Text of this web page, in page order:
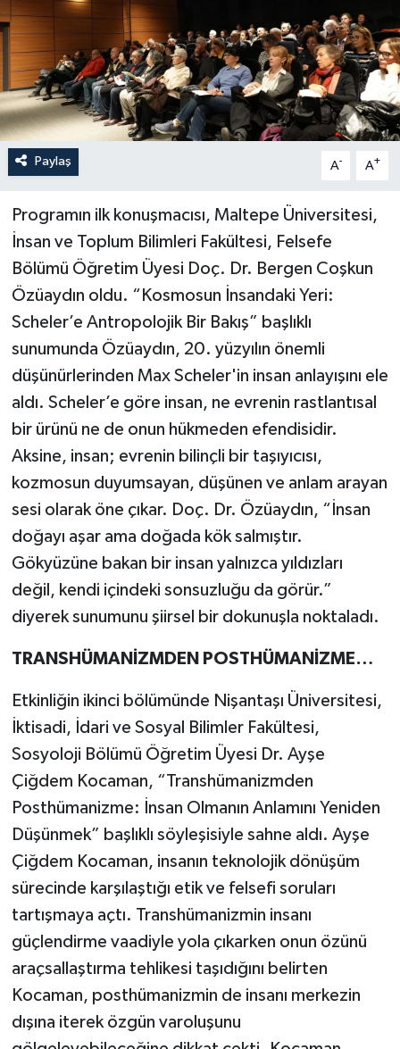
Paylaş A- A+
Programın ilk konuşmacısı, Maltepe Üniversitesi,
İnsan ve Toplum Bilimleri Fakültesi, Felsefe
Bölümü Öğretim Üyesi Doç. Dr. Bergen Coşkun
Özüaydın oldu. “Kosmosun İnsandaki Yeri:
Scheler’e Antropolojik Bir Bakış” başlıklı
sunumunda Özüaydın, 20. yüzyılın önemli
düşünürlerinden Max Scheler'in insan anlayışını ele
aldı. Scheler’e göre insan, ne evrenin rastlantısal
bir ürünü ne de onun hükmeden efendisidir.
Aksine, insan; evrenin bilinçli bir taşıyıcısı,
kozmosun duyumsayan, düşünen ve anlam arayan
sesi olarak öne çıkar. Doç. Dr. Özüaydın, “İnsan
doğayı aşar ama doğada kök salmıştır.
Gökyüzüne bakan bir insan yalnızca yıldızları
değil, kendi içindeki sonsuzluğu da görür.”
diyerek sunumunu şiirsel bir dokunuşla noktaladı.
TRANSHÜMANİZMDEN POSTHÜMANİZME…
Etkinliğin ikinci bölümünde Nişantaşı Üniversitesi,
İktisadi, İdari ve Sosyal Bilimler Fakültesi,
Sosyoloji Bölümü Öğretim Üyesi Dr. Ayşe
Çiğdem Kocaman, “Transhümanizmden
Posthümanizme: İnsan Olmanın Anlamını Yeniden
Düşünmek” başlıklı söyleşisiyle sahne aldı. Ayşe
Çiğdem Kocaman, insanın teknolojik dönüşüm
sürecinde karşılaştığı etik ve felsefi soruları
tartışmaya açtı. Transhümanizmin insanı
güçlendirme vaadiyle yola çıkarken onun özünü
araçsallaştırma tehlikesi taşıdığını belirten
Kocaman, posthümanizmin de insanı merkezin
dışına iterek özgün varoluşunu